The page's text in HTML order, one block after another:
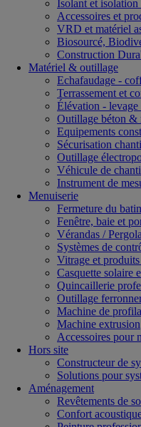
Isolant et isolation
Accessoires et
VRD et matériel
Biosourcé,
Construction
Matériel & outillage
Echafaudage -
Terrassement et
Élévation -
Outillage béton &
Equipements
Sécurisation
Outillage
Véhicule de
Instrument de
Menuiserie
Fermeture du
Fenêtre, baie et
Vérandas /
Systèmes de
Vitrage et
Casquette solaire
Quincaillerie
Outillage
Machine de
Machine extrusion
Accessoires pour
Hors site
Constructeur de
Solutions pour
Aménagement
Revêtements de
Confort